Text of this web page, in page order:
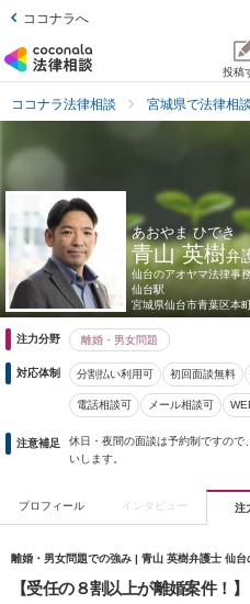
ココナラへ
投稿
ココナラ法律相談 宮城県で法律相
あおやま ひでき
青山 英樹弁
仙台のアオヤマ法律事
仙台駅
宮城県仙台市青葉区本
注力分野 離婚・男女問題
対応体制 分割払い利用可 初回面談無料
電話相談可 メール相談可
注意補足
休日・夜間の面談は予約制ですの
いします。
プロフィール インタビュー 注
離婚・男女問題での強み | 青山 英樹弁護士 仙
【受任の８割以上が離婚案件！